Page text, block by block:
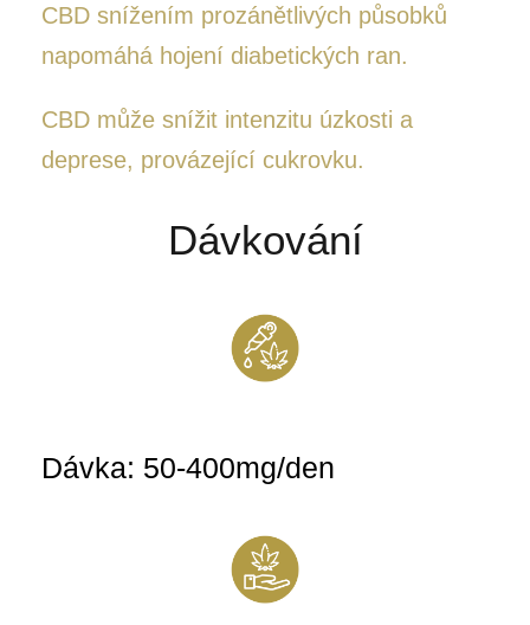
CBD snížením prozánětlivých působků
napomáhá hojení diabetických ran.
CBD může snížit intenzitu úzkosti a
deprese, provázející cukrovku.
Dávkování
Dávka: 50-400mg/den